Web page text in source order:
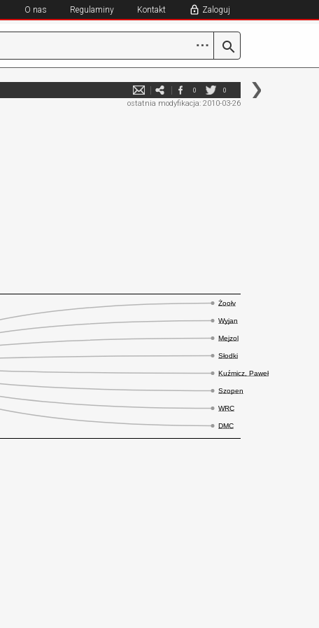
O nas Regulaminy Kontakt Zaloguj
⋯
0 0
ostatnia modyfikacja: 2010-03-26
Żoołv
Wyjan
Mejzol
Słodki
Kuźmicz, Paweł
Szopen
WRC
DMC